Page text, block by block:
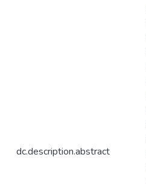
dc.description.abstract